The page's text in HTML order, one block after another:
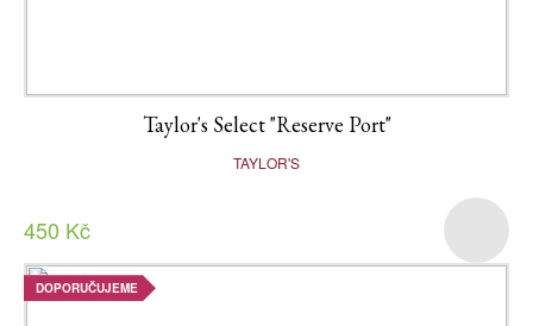
Taylor's Select "Reserve Port"
TAYLOR'S
450 Kč
DOPORUČUJEME